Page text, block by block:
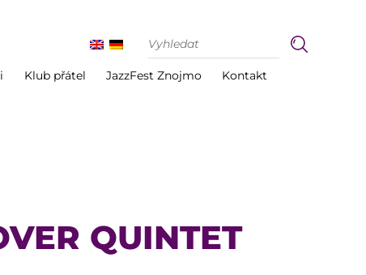
Klub přátel JazzFest Znojmo Kontakt
QUINTET